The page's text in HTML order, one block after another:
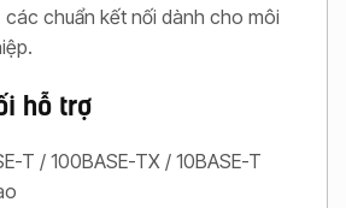
các chuẩn kết nối dành cho môi
hỗ trợ
T / 100BASE-TX / 10BASE-T